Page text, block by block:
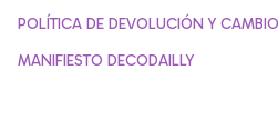
POLÍTICA DE DEVOLUCIÓN Y
MANIFIESTO DECODAILLY